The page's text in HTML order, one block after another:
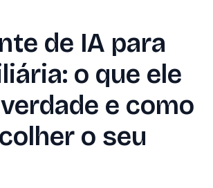
de IA para
o que ele
e como
o seu